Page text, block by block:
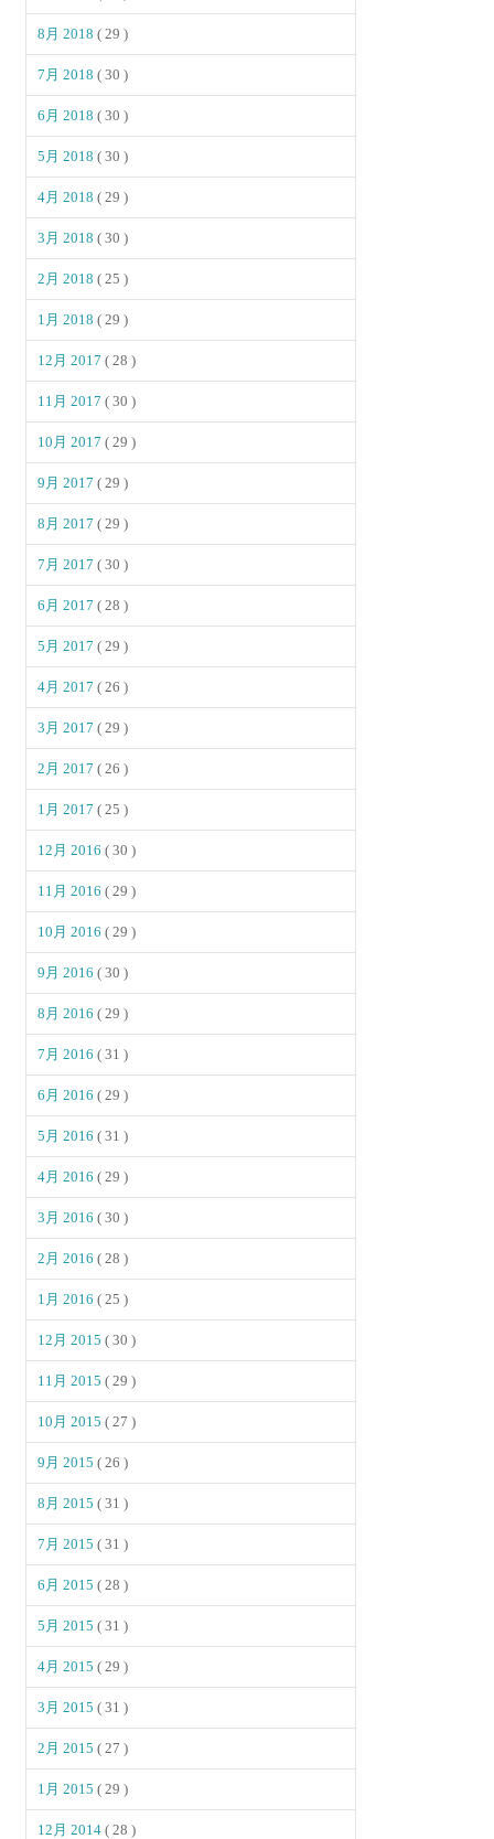
8月 2018( 29 )
7月 2018( 30 )
6月 2018( 30 )
5月 2018( 30 )
4月 2018( 29 )
3月 2018( 30 )
2月 2018( 25 )
1月 2018( 29 )
12月 2017( 28 )
11月 2017( 30 )
10月 2017( 29 )
9月 2017( 29 )
8月 2017( 29 )
7月 2017( 30 )
6月 2017( 28 )
5月 2017( 29 )
4月 2017( 26 )
3月 2017( 29 )
2月 2017( 26 )
1月 2017( 25 )
12月 2016( 30 )
11月 2016( 29 )
10月 2016( 29 )
9月 2016( 30 )
8月 2016( 29 )
7月 2016( 31 )
6月 2016( 29 )
5月 2016( 31 )
4月 2016( 29 )
3月 2016( 30 )
2月 2016( 28 )
1月 2016( 25 )
12月 2015( 30 )
11月 2015( 29 )
10月 2015( 27 )
9月 2015( 26 )
8月 2015( 31 )
7月 2015( 31 )
6月 2015( 28 )
5月 2015( 31 )
4月 2015( 29 )
3月 2015( 31 )
2月 2015( 27 )
1月 2015( 29 )
12月 2014( 28 )